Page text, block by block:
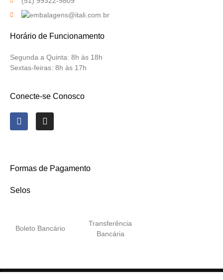
Horário de Funcionamento
Segunda a Quinta: 8h às 18h
Sextas-feiras: 8h às 17h
Conecte-se Conosco
Formas de Pagamento
Selos
Boleto Bancário
Transferência
Bancária